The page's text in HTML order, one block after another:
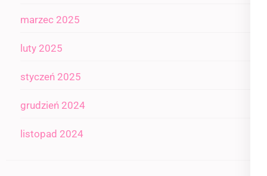
marzec 2025
luty 2025
styczeń 2025
grudzień 2024
listopad 2024